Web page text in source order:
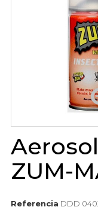
ZUM-
Referencia DDD